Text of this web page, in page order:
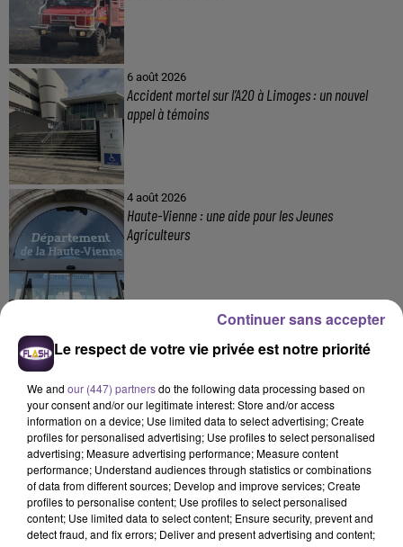
6 août 2026
Accident mortel sur l’A20 à Limoges : un nouvel
appel à témoins
4 août 2026
Haute-Vienne : une aide pour les Jeunes
Agriculteurs
DERNIERS TITRES
20h58
20h58 20h53
20h53 20h50
20h50
Le respect de votre vie privée est notre priorité
We and our (447) partnersdo the following data processing based on
your consent and/or our legitimate interest: Store and/or access
information on a device; Use limited data to select advertising; Create
profiles for personalised advertising; Use profiles to select personalised
advertising; Measure advertising performance; Measure content
performance; Understand audiences through statistics or combinations
of data from different sources; Develop and improve services; Create
profiles to personalise content; Use profiles to select personalised
content; Use limited data to select content; Ensure security, prevent and
detect fraud, and fix errors; Deliver and present advertising and content;
Continuer sans accepter